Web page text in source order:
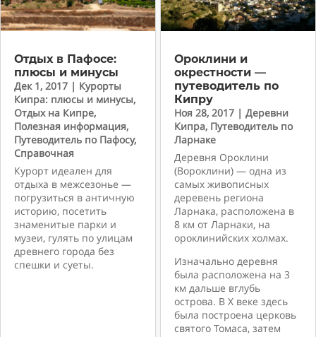
Отдых в Пафосе:
плюсы и минусы
Дек 1, 2017 | Курорты
Кипра: плюсы и минусы,
Отдых на Кипре,
Полезная информация,
Путеводитель по Пафосу,
Справочная
Курорт идеален для
отдыха в межсезонье —
погрузиться в античную
историю, посетить
знаменитые парки и
музеи, гулять по улицам
древнего города без
спешки и суеты.
Ороклини и
окрестности —
путеводитель по
Кипру
Ноя 28, 2017 | Деревни
Кипра, Путеводитель по
Ларнаке
Деревня Ороклини
(Вороклини) — одна из
самых живописных
деревень региона
Ларнака, расположена в
8 км от Ларнаки, на
ороклинийских холмах.
Изначально деревня
была расположена на 3
км дальше вглубь
острова. В X веке здесь
была построена церковь
святого Томаса, затем